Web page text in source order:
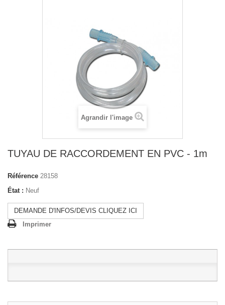
Agrandir l'image
TUYAU DE RACCORDEMENT EN PVC - 1m
Référence 28158
État : Neuf
DEMANDE D'INFOS/DEVIS CLIQUEZ ICI
Imprimer